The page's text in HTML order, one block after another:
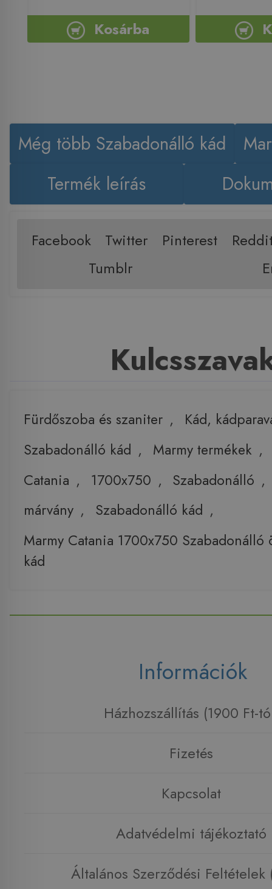
Kosárba
Még több Szabadonálló kád
Termék leírás
Facebook Twitter Pinterest
Tumblr
Fürdőszoba és szaniter ,
Kád,
Szabadonálló kád , Marmy termékek ,
Catania , 1700x750 , Szabadonálló ,
márvány , Szabadonálló kád ,
Marmy Catania 1700x750 Szabadonálló
kád
Információk
Házhozszállítás (1900 Ft-
Fizetés
Kapcsolat
Adatvédelmi tájékoztató
Általános Szerződési Feltételek